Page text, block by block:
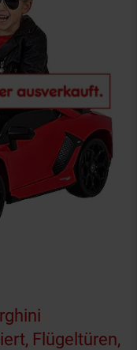
Flügeltüren,